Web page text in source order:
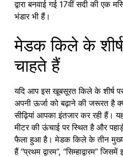
द्वारा बनवाई गई 17वीं सदी की एक
भंडार भी हैं।
मेडक किले के
चाहते हैं
यदि आप इस खूबसूरत किले के शीर्ष
अपनी ऊर्जा को बढ़ाने की जरूरत है
सीढ़ियां आपका इंतजार कर रही हैं।
मीटर की ऊंचाई पर स्थित है और
फैला हुआ है। मेडक किले के तीन मुख्य
हैं “प्रथम द्वारम”, “सिम्हाद्वारम”